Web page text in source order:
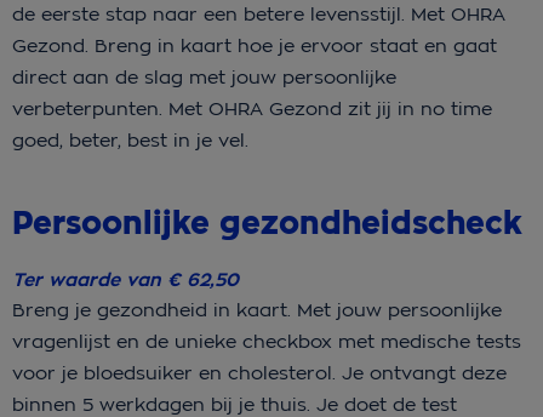
de eerste stap naar een betere levensstijl. Met OHRA
Gezond. Breng in kaart hoe je ervoor staat en gaat
direct aan de slag met jouw persoonlijke
verbeterpunten. Met OHRA Gezond zit jij in no time
goed, beter, best in je vel.
Persoonlijke gezondheidscheck
Ter waarde van € 62,50
Breng je gezondheid in kaart. Met jouw persoonlijke
vragenlijst en de unieke checkbox met medische tests
voor je bloedsuiker en cholesterol. Je ontvangt deze
binnen 5 werkdagen bij je thuis. Je doet de test